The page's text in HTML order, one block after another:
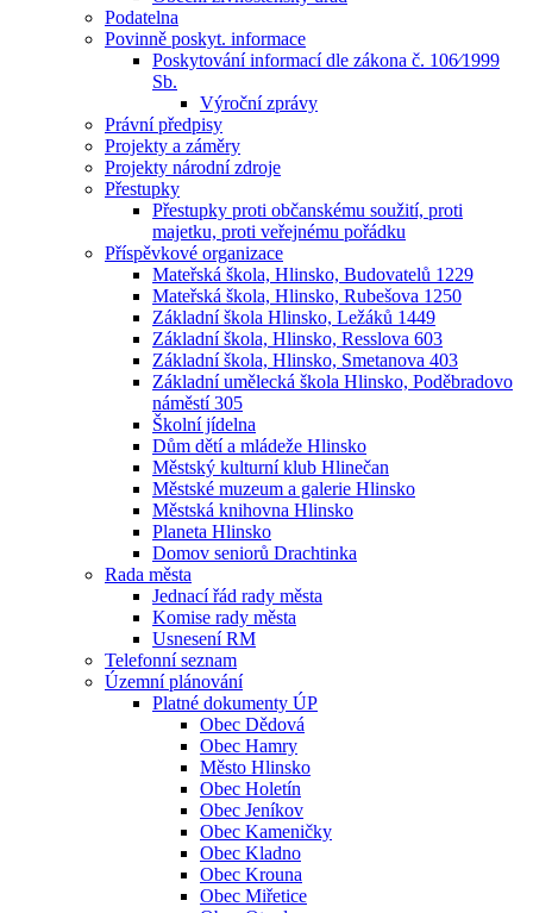
Podatelna
Povinně poskyt. informace
Poskytování informací dle zákona č. 106⁄1999
Sb.
Výroční zprávy
Právní předpisy
Projekty a záměry
Projekty národní zdroje
Přestupky
Přestupky proti občanskému soužití, proti
majetku, proti veřejnému pořádku
Příspěvkové organizace
Mateřská škola, Hlinsko, Budovatelů 1229
Mateřská škola, Hlinsko, Rubešova 1250
Základní škola Hlinsko, Ležáků 1449
Základní škola, Hlinsko, Resslova 603
Základní škola, Hlinsko, Smetanova 403
Základní umělecká škola Hlinsko, Poděbradovo
náměstí 305
Školní jídelna
Dům dětí a mládeže Hlinsko
Městský kulturní klub Hlinečan
Městské muzeum a galerie Hlinsko
Městská knihovna Hlinsko
Planeta Hlinsko
Domov seniorů Drachtinka
Rada města
Jednací řád rady města
Komise rady města
Usnesení RM
Telefonní seznam
Územní plánování
Platné dokumenty ÚP
Obec Dědová
Obec Hamry
Město Hlinsko
Obec Holetín
Obec Jeníkov
Obec Kameničky
Obec Kladno
Obec Krouna
Obec Miřetice